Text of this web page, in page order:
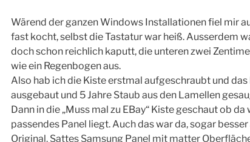
Wärend der ganzen Windows Installationen fiel mir
fast kocht, selbst die Tastatur war heiß. Ausserdem
doch schon reichlich kaputt, die unteren zwei
wie ein Regenbogen aus.
Also hab ich die Kiste erstmal aufgeschraubt und
ausgebaut und 5 Jahre Staub aus den Lamellen
Dann in die „Muss mal zu EBay“ Kiste geschaut ob da
passendes Panel liegt. Auch das war da, sogar besser
Original. Sattes Samsung Panel mit matter